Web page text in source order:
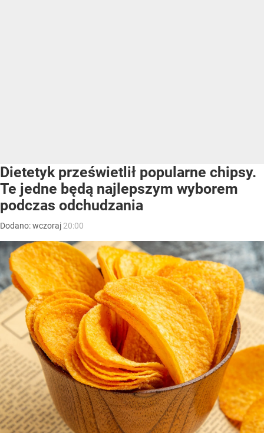
Dietetyk prześwietlił popularne chipsy.
Te jedne będą najlepszym wyborem
podczas odchudzania
Dodano:wczoraj 20:00